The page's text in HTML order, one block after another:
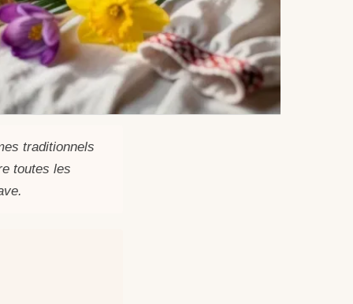
traditionnels
toutes les